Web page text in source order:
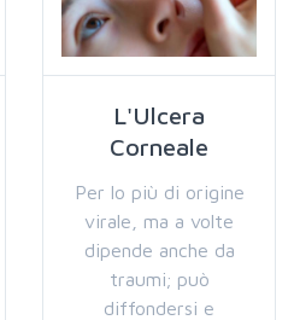
L'Ulcera
Corneale
Per lo più di origine
virale, ma a volte
dipende anche da
traumi; può
diffondersi e